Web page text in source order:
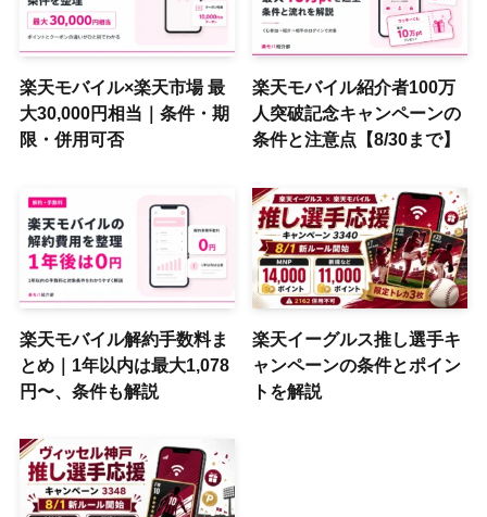
楽天モバイル×楽天市場 最
大30,000円相当｜条件・期
限・併用可否
楽天モバイル紹介者100万
人突破記念キャンペーンの
条件と注意点【8/30まで】
楽天モバイル解約手数料ま
とめ｜1年以内は最大1,078
円〜、条件も解説
楽天イーグルス推し選手キ
ャンペーンの条件とポイン
トを解説